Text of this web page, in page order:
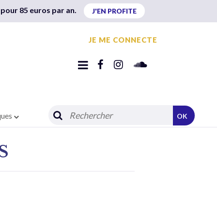
85 euros par an. J'EN PROFITE
JE ME CONNECTE
OK